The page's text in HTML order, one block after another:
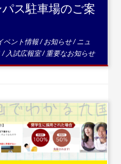
ス駐車場のご案
ベント情報/お知らせ/ニュ
/ 入試広報室/重要なお知らせ